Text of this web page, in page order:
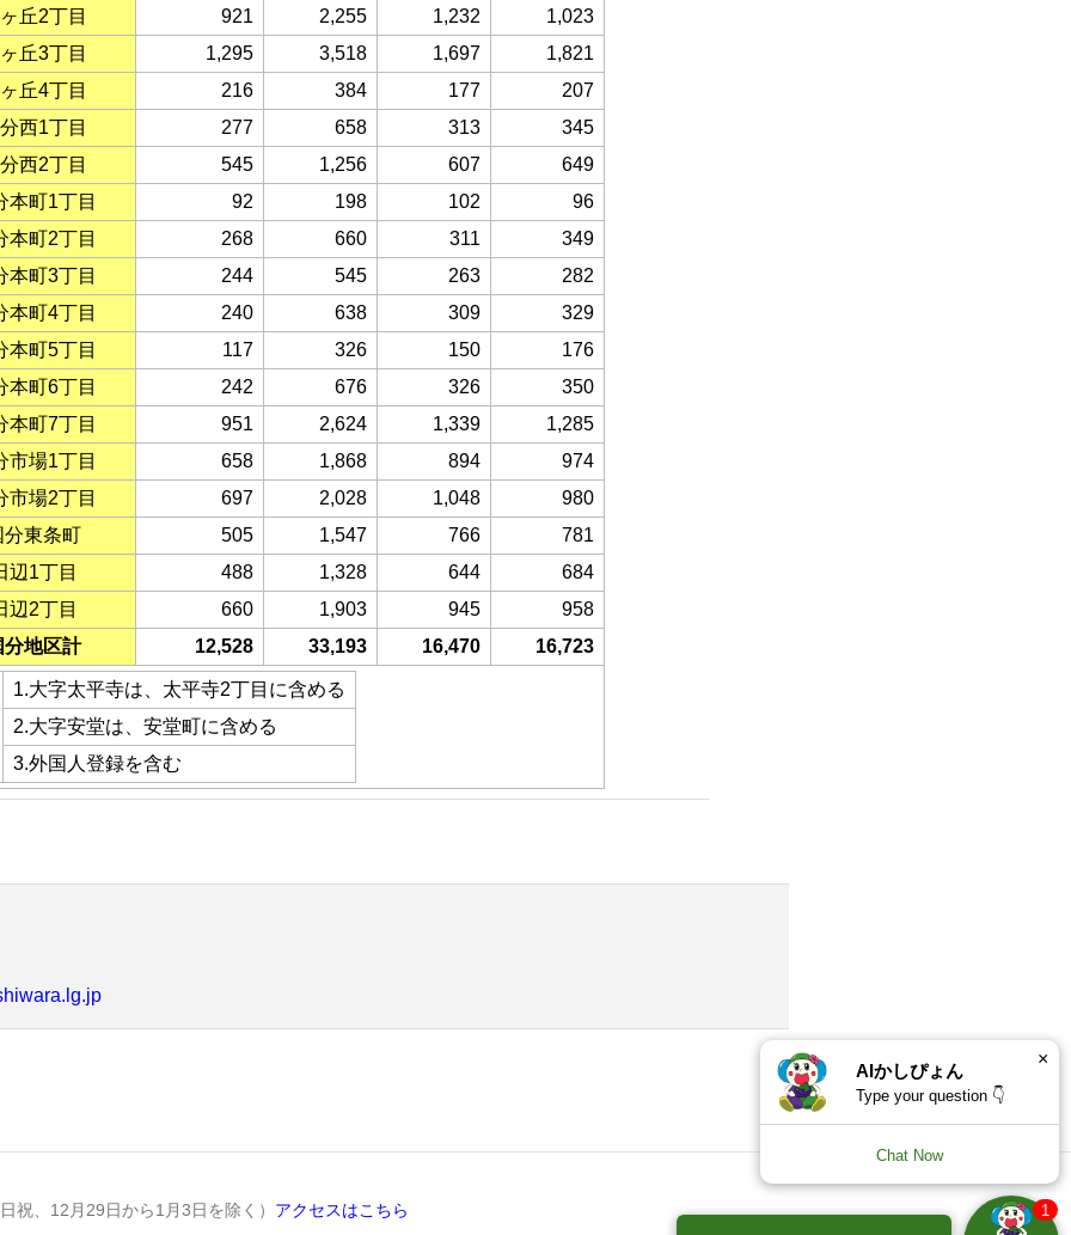
丘2丁目
921 2,255 1,232
1,023
丘3丁目
1,295 3,518 1,697
1,821
丘4丁目
216 384 177
207
西1丁目
277 658 313
345
西2丁目
545 1,256 607
649
本町1丁目
92 198 102
96
本町2丁目
268 660 311
349
本町3丁目
244 545 263
282
本町4丁目
240 638 309
329
本町5丁目
117 326 150
176
本町6丁目
242 676 326
350
本町7丁目
951 2,624 1,339
1,285
市場1丁目
658 1,868 894
974
市場2丁目
697 2,028 1,048
980
分東条町
505 1,547 766
781
辺1丁目
488 1,328 644
684
辺2丁目
660 1,903 945
958
分地区計
12,528 33,193 16,470 16,723
1.大字太平寺は、太平寺2丁目に含める
2.大字安堂は、安堂町に含める
3.外国人登録を含む
、12月29日から1月3日を除く） アクセスはこちら
AIかしぴょん
Type your question 👇
Chat Now
×
1